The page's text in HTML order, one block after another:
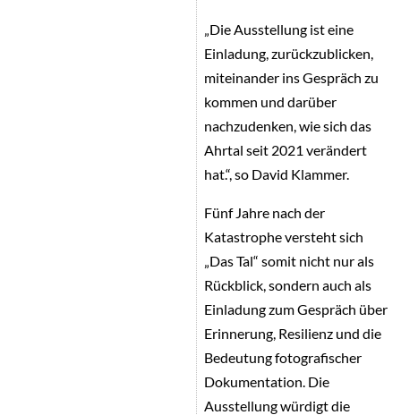
„Die Ausstellung ist eine
Einladung, zurückzublicken,
miteinander ins Gespräch zu
kommen und darüber
nachzudenken, wie sich das
Ahrtal seit 2021 verändert
hat.“, so David Klammer.
Fünf Jahre nach der
Katastrophe versteht sich
„Das Tal“ somit nicht nur als
Rückblick, sondern auch als
Einladung zum Gespräch über
Erinnerung, Resilienz und die
Bedeutung fotografischer
Dokumentation. Die
Ausstellung würdigt die